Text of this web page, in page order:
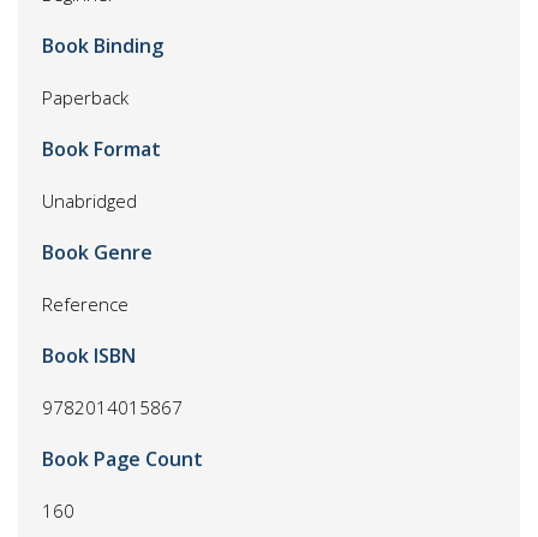
Book Binding
Paperback
Book Format
Unabridged
Book Genre
Reference
Book ISBN
9782014015867
Book Page Count
160